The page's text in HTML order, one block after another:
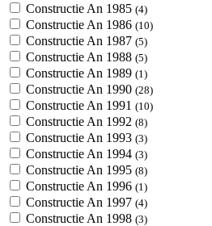
Constructie An 1985 (4)
Constructie An 1986 (10)
Constructie An 1987 (5)
Constructie An 1988 (5)
Constructie An 1989 (1)
Constructie An 1990 (28)
Constructie An 1991 (10)
Constructie An 1992 (8)
Constructie An 1993 (3)
Constructie An 1994 (3)
Constructie An 1995 (8)
Constructie An 1996 (1)
Constructie An 1997 (4)
Constructie An 1998 (3)